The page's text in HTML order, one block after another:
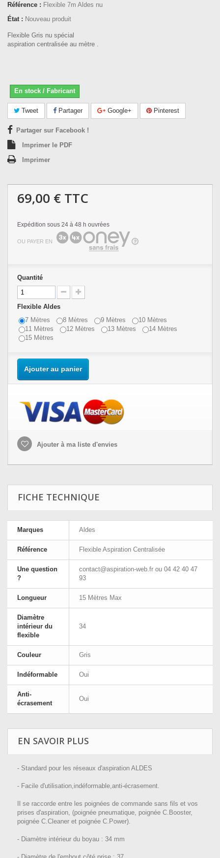
Référence : Flexible 7m Aldes nu
État : Nouveau produit
Flexible Gris nu spécial
aspiration centralisée au mètre .
En stock / Fabricant
Tweet Partager Google+ Pinterest
Partager sur Facebook !
Imprimer le PDF
Imprimer
69,00 € TTC
Expédition sous 24 à 48 h ouvrées
OU PAYER EN
Quantité
Flexible Aldes
7 Mètres
8 Mètres 9 Mètres
10 Mètres
11 Mètres
12 Mètres 13 Mètres
14 Mètres
15 Mètres
Ajouter au panier
Ajouter à ma liste d'envies
FICHE TECHNIQUE
Marques Aldes
Référence Flexible Aspiration Centralisée
Une question
?
contact@aspiration-web.fr ou 04 42 40 47
93
Longueur 15 Mètres Max
Diamètre
intérieur du
flexible
34
Couleur Gris
Indéformable Oui
Anti-
écrasement
Oui
EN SAVOIR PLUS
- Standard pour les réseaux d'aspiration ALDES
- Facile d'utilisation,indéformable,anti-écrasement.
Il se raccorde entre les poignées de commande sans fils et vos
prises d'aspiration, (poignée pneumatique, poignée C.Booster,
poignée C.Cleaner et poignée C.Power).
- Diamètre intérieur du boyau : 34 mm